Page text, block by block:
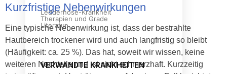
Ledderhose-Krankheit
Therapien und Grade
Literatur
VERWANDTE KRANKHEITEN
Kurzfristige Nebenwirkungen
Eine typische Nebenwirkung ist, dass der bestrahlte
Hautbereich trockener wird und auch langfristig so bleibt
(Häufigkeit: ca. 25 %). Das hat, soweit wir wissen, keine
weiteren Nachteile und ist nicht schmerzhaft. Kurzzeitig